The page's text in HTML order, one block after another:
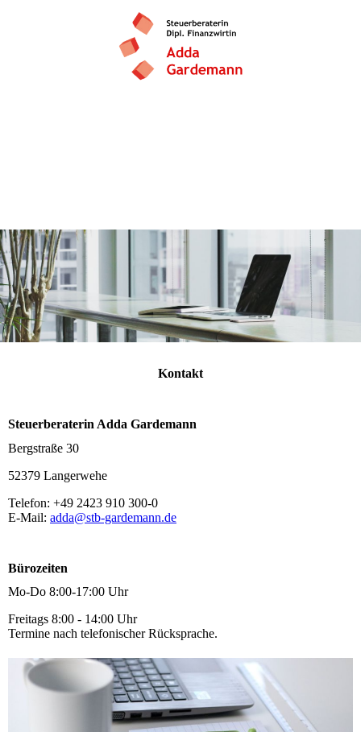
Kontakt
Steuerberaterin Adda Gardemann
Bergstraße 30
52379 Langerwehe
Telefon: +49 2423 910 300-0
E-Mail: adda@stb-gardemann.de
Bürozeiten
Mo-Do 8:00-17:00 Uhr
Freitags 8:00 - 14:00 Uhr
Termine nach telefonischer Rücksprache.